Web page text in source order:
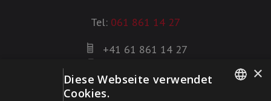
Tel: 061 861 14 27
+41 61 861 14 27
info@schildwaffen.ch
×
Diese Webseite verwendet
Cookies.